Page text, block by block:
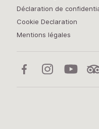
Déclaration de
Cookie Declaration
Mentions légales